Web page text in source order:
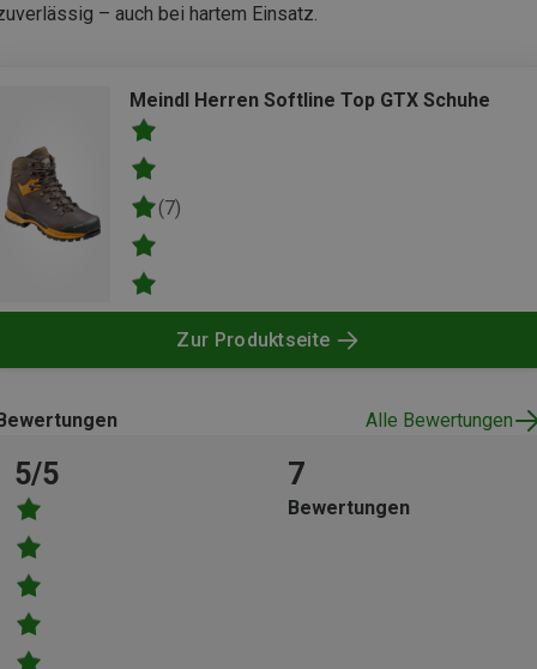
– auch bei hartem Einsatz.
Meindl Herren Softline Top GTX Schuhe
(7)
Zur Produktseite
Alle Bewertungen
5/5 7
Bewertungen